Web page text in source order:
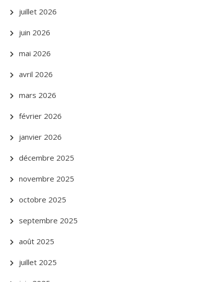
juillet 2026
juin 2026
mai 2026
avril 2026
mars 2026
février 2026
janvier 2026
décembre 2025
novembre 2025
octobre 2025
septembre 2025
août 2025
juillet 2025